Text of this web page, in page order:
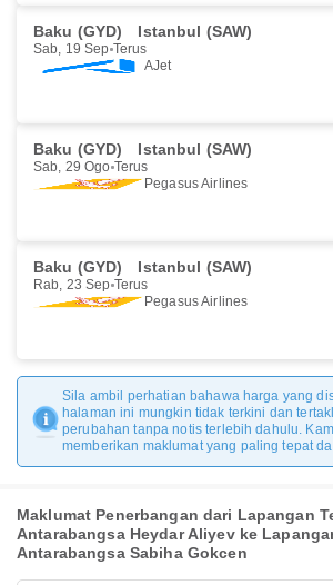
Baku (GYD) Istanbul (SAW)
Sab, 19 Sep Terus
AJet
Baku (GYD) Istanbul (SAW)
Sab, 29 Ogo Terus
Pegasus Airlines
Baku (GYD) Istanbul (SAW)
Rab, 23 Sep Terus
Pegasus Airlines
Sila ambil perhatian bahawa harga yang
halaman ini mungkin tidak terkini dan
perubahan tanpa notis terlebih dahulu.
memberikan maklumat yang paling tepat
Maklumat Penerbangan dari Lapangan
Antarabangsa Heydar Aliyev ke
Antarabangsa Sabiha Gokcen